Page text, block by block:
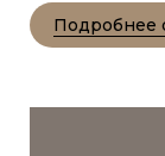
Подробнее